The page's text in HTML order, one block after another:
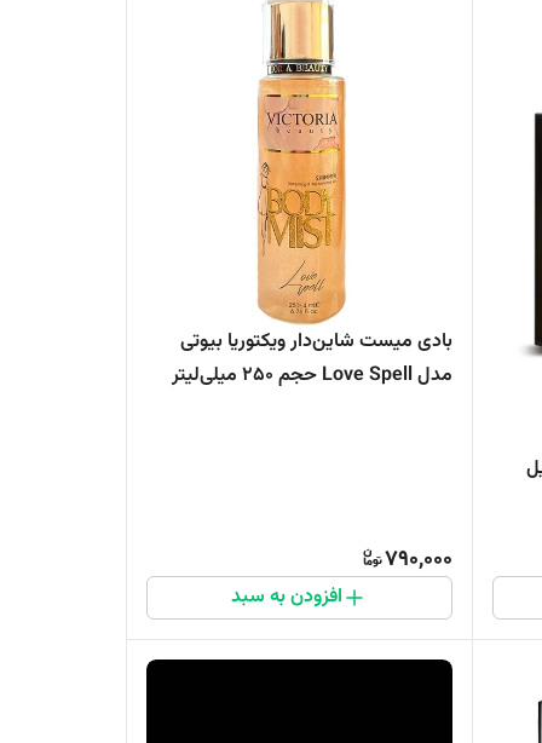
بادی میست شاین‌دار ویکتوریا بیوتی
مدل Love Spell حجم 250 میلی‌لیتر
790,000
افزودن به سبد